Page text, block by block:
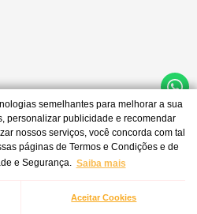
semelhantes para melhorar a sua
personalizar publicidade e recomendar
nossos serviços, você concorda com tal
páginas de Termos e Condições e de
e Segurança. Saiba mais
Aceitar Cookies